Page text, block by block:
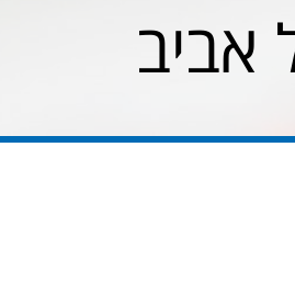
אביב